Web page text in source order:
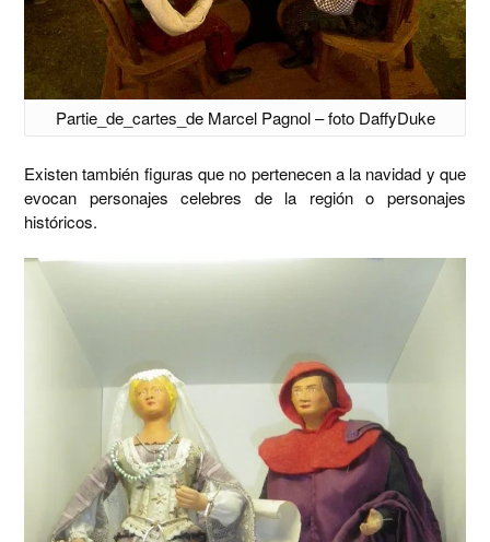
Partie_de_cartes_de Marcel Pagnol – foto DaffyDuke
Existen también figuras que no pertenecen a la navidad y que
evocan personajes celebres de la región o personajes
históricos.